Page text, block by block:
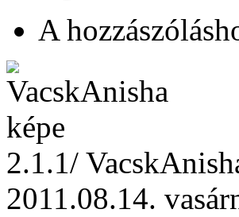
A
2.1.1/
2011.08.14.